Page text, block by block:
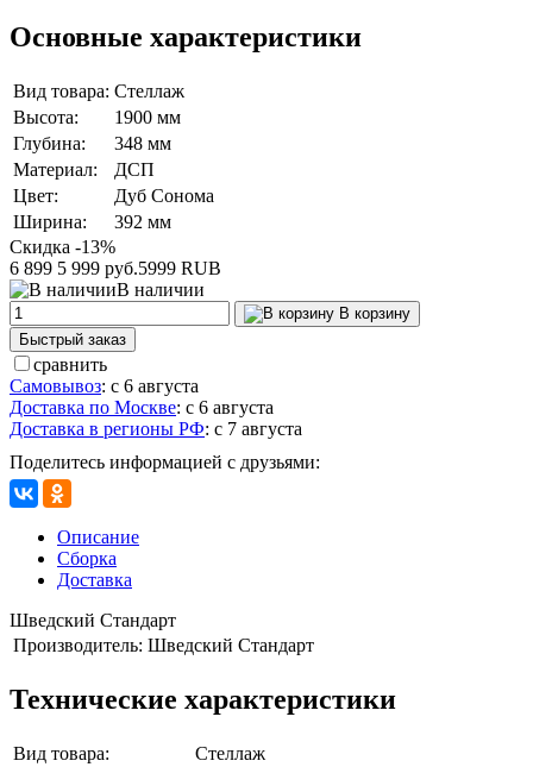
Основные характеристики
Вид товара: Стеллаж
Высота:
1900 мм
Глубина:
348 мм
Материал:
ДСП
Цвет:
Дуб Сонома
Ширина:
392 мм
Скидка -13%
6 899 5 999 руб.5999 RUB
В наличии
В корзину
Быстрый заказ
сравнить
Самовывоз: с 6 августа
Доставка по Москве: с 6 августа
Доставка в регионы РФ: с 7 августа
Поделитесь информацией с друзьями:
Описание
Сборка
Доставка
Шведский Стандарт
Производитель: Шведский Стандарт
Технические характеристики
Вид товара:
Стеллаж